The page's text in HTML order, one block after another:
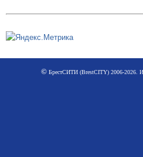
©БрестСИТИ (BrestCITY) 2006-2026.